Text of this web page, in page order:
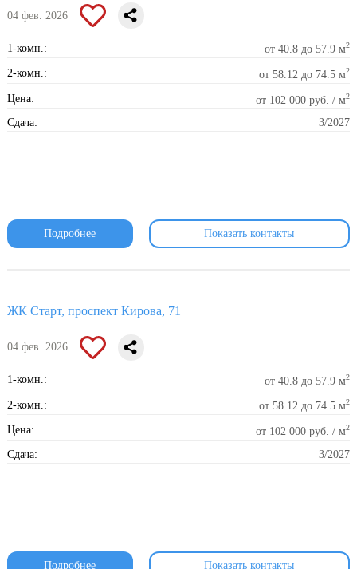
04 фев. 2026
1-комн.: от 40.8 до 57.9 м2
2-комн.: от 58.12 до 74.5 м2
Цена: от 102 000 руб. / м2
Сдача: 3/2027
Подробнее Показать контакты
ЖК Старт, проспект Кирова, 71
04 фев. 2026
1-комн.: от 40.8 до 57.9 м2
2-комн.: от 58.12 до 74.5 м2
Цена: от 102 000 руб. / м2
Сдача: 3/2027
Подробнее Показать контакты